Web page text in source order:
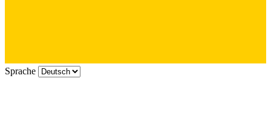
Sprache